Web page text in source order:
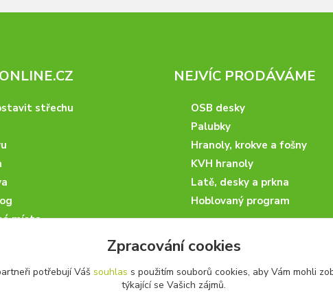
střechu
místa
partneři
NEJVÍC PRODÁVÁME
OSB desky
Palubky
Hranoly, krokve a fošny
KVH hranoly
Latě, desky a prkna
Hoblovaný program
Zpracování cookies
potřebují Váš souhlas s použitím souborů cookies, aby Vám mohli
týkající se Vašich zájmů.